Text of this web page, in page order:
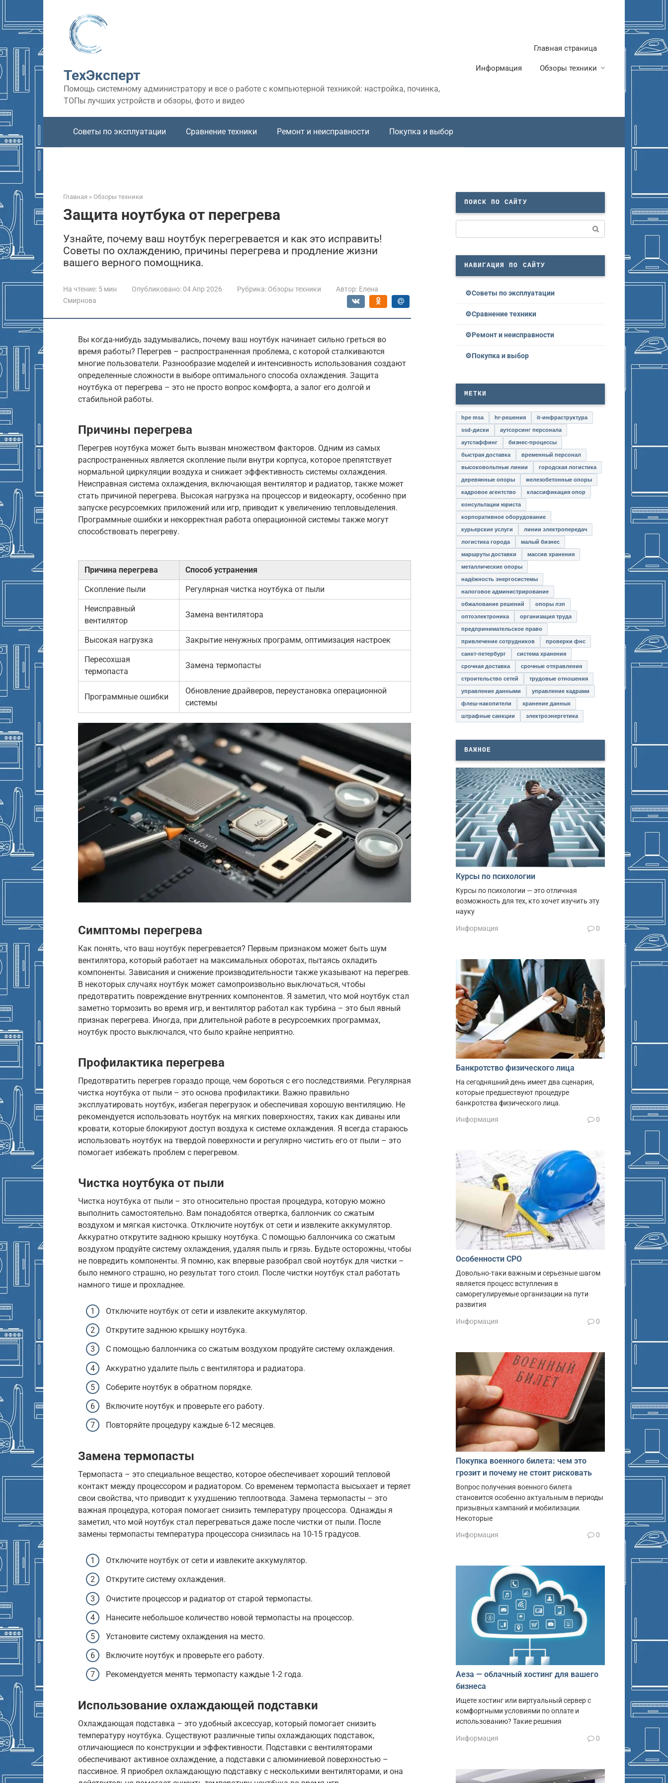
контенту
ТехЭксперт
Помощь системному администратору и все о работе с компьютерной техникой: настройка, починка,
ТОПы лучших устройств и обзоры, фото и видео
Главная страница
Информация Обзоры техники
Советы по эксплуатации Сравнение техники Ремонт и неисправности Покупка и выбор
Главная » Обзоры техники
Защита ноутбука от перегрева
Узнайте, почему ваш ноутбук перегревается и как это исправить!
Советы по охлаждению, причины перегрева и продление жизни
вашего верного помощника.
На чтение: 5 мин Опубликовано: 04 Апр 2026 Рубрика: Обзоры техники Автор: Елена
Смирнова
Вы когда-нибудь задумывались, почему ваш ноутбук начинает сильно греться во
время работы? Перегрев – распространенная проблема, с которой сталкиваются
многие пользователи. Разнообразие моделей и интенсивность использования создают
определенные сложности в выборе оптимального способа охлаждения. Защита
ноутбука от перегрева – это не просто вопрос комфорта, а залог его долгой и
стабильной работы.
Причины перегрева
Перегрев ноутбука может быть вызван множеством факторов. Одним из самых
распространенных является скопление пыли внутри корпуса, которое препятствует
нормальной циркуляции воздуха и снижает эффективность системы охлаждения.
Неисправная система охлаждения, включающая вентилятор и радиатор, также может
стать причиной перегрева. Высокая нагрузка на процессор и видеокарту, особенно при
запуске ресурсоемких приложений или игр, приводит к увеличению тепловыделения.
Программные ошибки и некорректная работа операционной системы также могут
способствовать перегреву.
Причина перегрева Способ устранения
Скопление пыли Регулярная чистка ноутбука от пыли
Неисправный
вентилятор
Замена вентилятора
Высокая нагрузка Закрытие ненужных программ, оптимизация настроек
Пересохшая
термопаста
Замена термопасты
Программные ошибки
Обновление драйверов, переустановка операционной
системы
Симптомы перегрева
Как понять, что ваш ноутбук перегревается? Первым признаком может быть шум
вентилятора, который работает на максимальных оборотах, пытаясь охладить
компоненты. Зависания и снижение производительности также указывают на перегрев.
В некоторых случаях ноутбук может самопроизвольно выключаться, чтобы
предотвратить повреждение внутренних компонентов. Я заметил, что мой ноутбук стал
заметно тормозить во время игр, и вентилятор работал как турбина – это был явный
признак перегрева. Иногда, при длительной работе в ресурсоемких программах,
ноутбук просто выключался, что было крайне неприятно.
Профилактика перегрева
Предотвратить перегрев гораздо проще, чем бороться с его последствиями. Регулярная
чистка ноутбука от пыли – это основа профилактики. Важно правильно
эксплуатировать ноутбук, избегая перегрузок и обеспечивая хорошую вентиляцию. Не
рекомендуется использовать ноутбук на мягких поверхностях, таких как диваны или
кровати, которые блокируют доступ воздуха к системе охлаждения. Я всегда стараюсь
использовать ноутбук на твердой поверхности и регулярно чистить его от пыли – это
помогает избежать проблем с перегревом.
Чистка ноутбука от пыли
Чистка ноутбука от пыли – это относительно простая процедура, которую можно
выполнить самостоятельно. Вам понадобятся отвертка, баллончик со сжатым
воздухом и мягкая кисточка. Отключите ноутбук от сети и извлеките аккумулятор.
Аккуратно открутите заднюю крышку ноутбука. С помощью баллончика со сжатым
воздухом продуйте систему охлаждения, удаляя пыль и грязь. Будьте осторожны, чтобы
не повредить компоненты. Я помню, как впервые разобрал свой ноутбук для чистки –
было немного страшно, но результат того стоил. После чистки ноутбук стал работать
намного тише и прохладнее.
Отключите ноутбук от сети и извлеките аккумулятор.
Открутите заднюю крышку ноутбука.
С помощью баллончика со сжатым воздухом продуйте систему охлаждения.
Аккуратно удалите пыль с вентилятора и радиатора.
Соберите ноутбук в обратном порядке.
Включите ноутбук и проверьте его работу.
Повторяйте процедуру каждые 6-12 месяцев.
Замена термопасты
Термопаста – это специальное вещество, которое обеспечивает хороший тепловой
контакт между процессором и радиатором. Со временем термопаста высыхает и теряет
свои свойства, что приводит к ухудшению теплоотвода. Замена термопасты – это
важная процедура, которая помогает снизить температуру процессора. Однажды я
заметил, что мой ноутбук стал перегреваться даже после чистки от пыли. После
замены термопасты температура процессора снизилась на 10-15 градусов.
Отключите ноутбук от сети и извлеките аккумулятор.
Открутите систему охлаждения.
Очистите процессор и радиатор от старой термопасты.
Нанесите небольшое количество новой термопасты на процессор.
Установите систему охлаждения на место.
Включите ноутбук и проверьте его работу.
Рекомендуется менять термопасту каждые 1-2 года.
Использование охлаждающей подставки
Охлаждающая подставка – это удобный аксессуар, который помогает снизить
температуру ноутбука. Существуют различные типы охлаждающих подставок,
отличающиеся по конструкции и эффективности. Подставки с вентиляторами
обеспечивают активное охлаждение, а подставки с алюминиевой поверхностью –
пассивное. Я приобрел охлаждающую подставку с несколькими вентиляторами, и она
ПОИСК ПО САЙТУ
НАВИГАЦИЯ ПО САЙТУ
Советы по эксплуатации
Сравнение техники
Ремонт и неисправности
Покупка и выбор
МЕТКИ
hpe msa hr-решения it-инфраструктура
ssd-диски аутсорсинг персонала
аутстаффинг бизнес-процессы
быстрая доставка временный персонал
высоковольтные линии городская логистика
деревянные опоры железобетонные опоры
кадровое агентство классификация опор
консультации юриста
корпоративное оборудование
курьерские услуги линии электропередач
логистика города малый бизнес
маршруты доставки массив хранения
металлические опоры
надёжность энергосистемы
налоговое администрирование
обжалование решений опоры лэп
оптоэлектроника организация труда
предпринимательское право
привлечение сотрудников проверки фнс
санкт-петербург система хранения
срочная доставка срочные отправления
строительство сетей трудовые отношения
управление данными управление кадрами
флеш-накопители хранение данных
штрафные санкции электроэнергетика
ВАЖНОЕ
Курсы по психологии
Курсы по психологии — это отличная
возможность для тех, кто хочет изучить эту
науку
Информация 0
Банкротство физического лица
На сегодняшний день имеет два сценария,
которые предшествуют процедуре
банкротства физического лица.
Информация 0
Особенности СРО
Довольно-таки важным и серьезные шагом
является процесс вступления в
саморегулируемые организации на пути
развития
Информация 0
Покупка военного билета: чем это
грозит и почему не стоит рисковать
Вопрос получения военного билета
становится особенно актуальным в периоды
призывных кампаний и мобилизации.
Некоторые
Информация 0
Аеза — облачный хостинг для вашего
бизнеса
Ищете хостинг или виртуальный сервер с
комфортными условиями по оплате и
использованию? Такие решения
Информация 0